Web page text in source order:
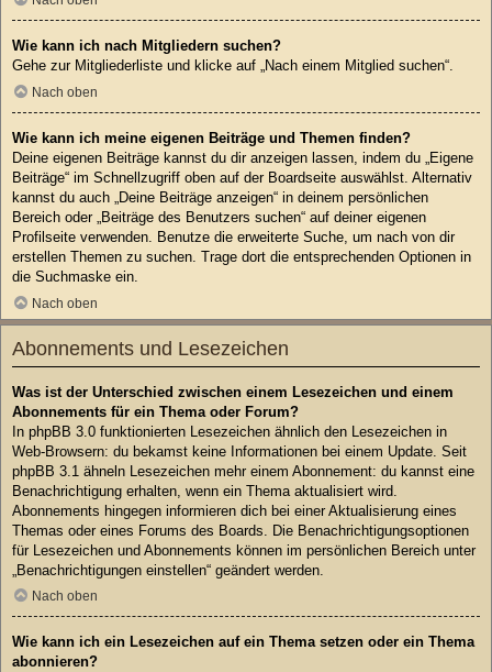
Wie kann ich nach Mitgliedern suchen?
Gehe zur Mitgliederliste und klicke auf „Nach einem Mitglied suchen“.
Nach oben
Wie kann ich meine eigenen Beiträge und Themen finden?
Deine eigenen Beiträge kannst du dir anzeigen lassen, indem du „Eigene
Beiträge“ im Schnellzugriff oben auf der Boardseite auswählst. Alternativ
kannst du auch „Deine Beiträge anzeigen“ in deinem persönlichen
Bereich oder „Beiträge des Benutzers suchen“ auf deiner eigenen
Profilseite verwenden. Benutze die erweiterte Suche, um nach von dir
erstellen Themen zu suchen. Trage dort die entsprechenden Optionen in
die Suchmaske ein.
Nach oben
Abonnements und Lesezeichen
Was ist der Unterschied zwischen einem Lesezeichen und einem
Abonnements für ein Thema oder Forum?
In phpBB 3.0 funktionierten Lesezeichen ähnlich den Lesezeichen in
Web-Browsern: du bekamst keine Informationen bei einem Update. Seit
phpBB 3.1 ähneln Lesezeichen mehr einem Abonnement: du kannst eine
Benachrichtigung erhalten, wenn ein Thema aktualisiert wird.
Abonnements hingegen informieren dich bei einer Aktualisierung eines
Themas oder eines Forums des Boards. Die Benachrichtigungsoptionen
für Lesezeichen und Abonnements können im persönlichen Bereich unter
„Benachrichtigungen einstellen“ geändert werden.
Nach oben
Wie kann ich ein Lesezeichen auf ein Thema setzen oder ein Thema
abonnieren?